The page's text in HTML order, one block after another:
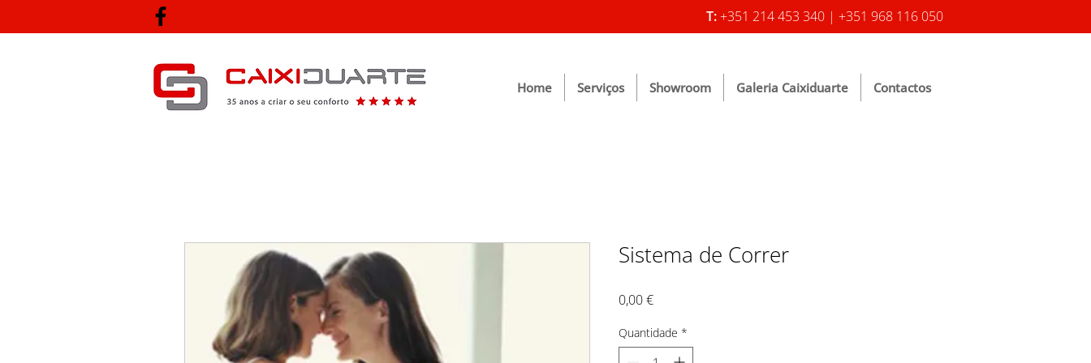
T: +351 214 453 340 | +351 968 116 050
Home Serviços Showroom Galeria Caixiduarte Contactos
Sistema de Correr
0,00 €Preço
Quantidade *